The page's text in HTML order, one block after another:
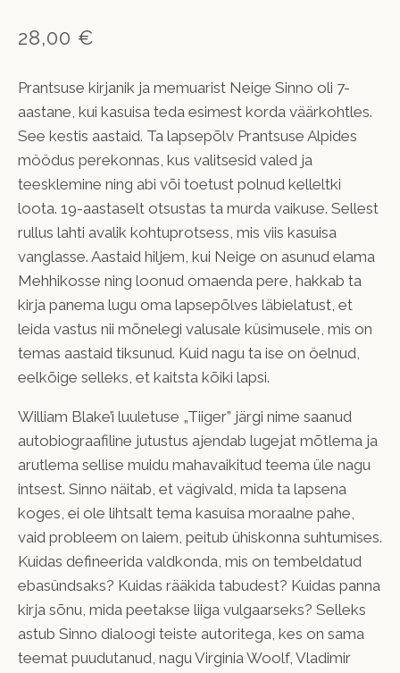
28,00 €
Prantsuse kirjanik ja memuarist Neige Sinno oli 7-
aastane, kui kasuisa teda esimest korda väärkohtles.
See kestis aastaid. Ta lapsepõlv Prantsuse Alpides
möödus perekonnas, kus valitsesid valed ja
teesklemine ning abi või toetust polnud kelleltki
loota. 19-aastaselt otsustas ta murda vaikuse. Sellest
rullus lahti avalik kohtuprotsess, mis viis kasuisa
vanglasse. Aastaid hiljem, kui Neige on asunud elama
Mehhikosse ning loonud omaenda pere, hakkab ta
kirja panema lugu oma lapsepõlves läbielatust, et
leida vastus nii mõnelegi valusale küsimusele, mis on
temas aastaid tiksunud. Kuid nagu ta ise on öelnud,
eelkõige selleks, et kaitsta kõiki lapsi.
William Blake’i luuletuse „Tiiger” järgi nime saanud
autobiograafiline jutustus ajendab lugejat mõtlema ja
arutlema sellise muidu mahavaikitud teema üle nagu
intsest. Sinno näitab, et vägivald, mida ta lapsena
koges, ei ole lihtsalt tema kasuisa moraalne pahe,
vaid probleem on laiem, peitub ühiskonna suhtumises.
Kuidas defineerida valdkonda, mis on tembeldatud
ebasündsaks? Kuidas rääkida tabudest? Kuidas panna
kirja sõnu, mida peetakse liiga vulgaarseks? Selleks
astub Sinno dialoogi teiste autoritega, kes on sama
teemat puudutanud, nagu Virginia Woolf, Vladimir